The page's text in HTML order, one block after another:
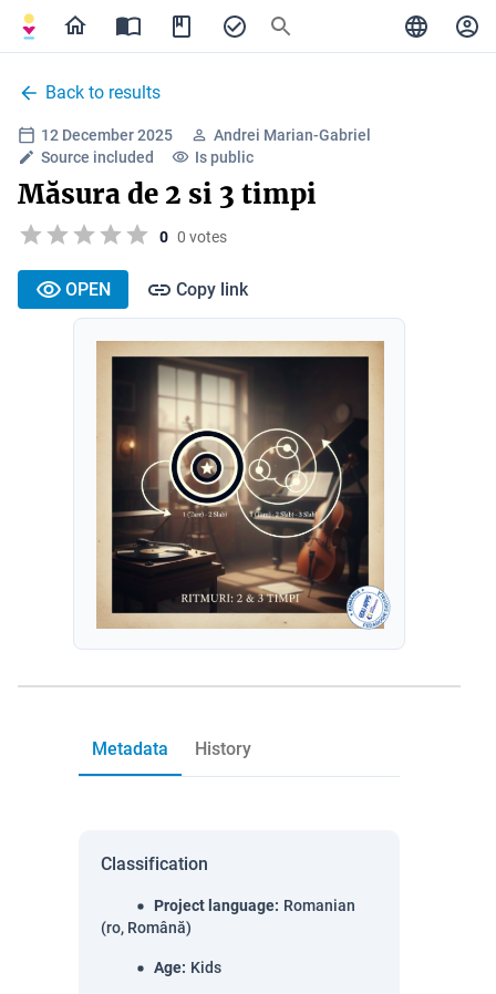
Back to results
12 December 2025
Andrei Marian-Gabriel
Source included
Is public
Măsura de 2 si 3 timpi
0 0 votes
OPEN Copy link
Metadata History
Classification
Project language: Romanian
(ro, Română)
Age: Kids